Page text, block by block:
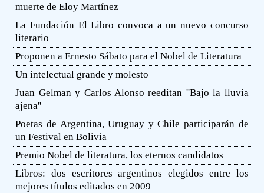
muerte de Eloy Martínez
La Fundación El Libro convoca a un nuevo concurso
literario
Proponen a Ernesto Sábato para el Nobel de Literatura
Un intelectual grande y molesto
Juan Gelman y Carlos Alonso reeditan ''Bajo la lluvia
ajena''
Poetas de Argentina, Uruguay y Chile participarán de
un Festival en Bolivia
Premio Nobel de literatura, los eternos candidatos
Libros: dos escritores argentinos elegidos entre los
mejores títulos editados en 2009